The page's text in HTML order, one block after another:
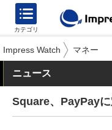
カテゴリ
Impress Watch マネー
ニュース
Square、PayPay